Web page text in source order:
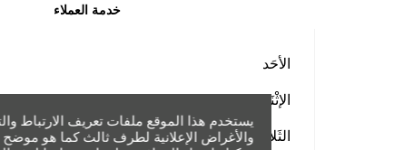
يستخدم هذا الموقع ملفات تعريف الارتباط
والأغراض الإعلانية لطرف ثالث كما هو
خدمة العملاء
الأحَد
الإثْنَين
الثَلاثاء